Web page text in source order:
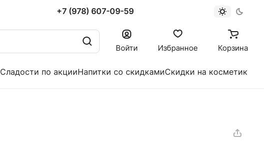
+7 (978) 607-09-59
Войти Избранное Корзина
Сладости по акцииНапитки со скидкамиСкидки на косметику